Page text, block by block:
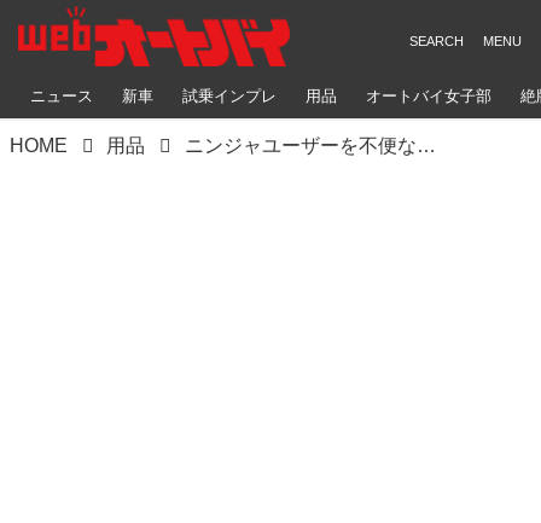
ニュース 新車 試乗インプレ 用品 オートバイ女子部 絶
HOME 用品 ニンジャユーザーを不便な状況にしない！ ブルドッカータゴスの真骨頂パーツ「TAGOS 84キャリパーサポート＋アクスルカラーSET」